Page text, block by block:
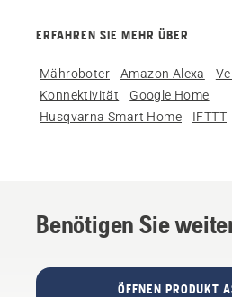
ERFAHREN SIE MEHR ÜBER
Mähroboter Amazon Alexa
Konnektivität
Google Home
Husqvarna Smart Home
IFTTT
Benötigen Sie
ÖFFNEN PRODUKT